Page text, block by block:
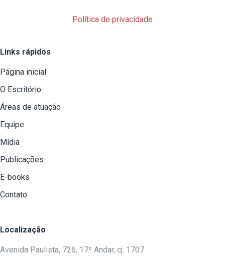
Política de privacidade
Links rápidos
Página inicial
O Escritório
Áreas de atuação
Equipe
Mídia
Publicações
E-books
Contato
Localização
Avenida Paulista, 726, 17º Andar, cj. 1707